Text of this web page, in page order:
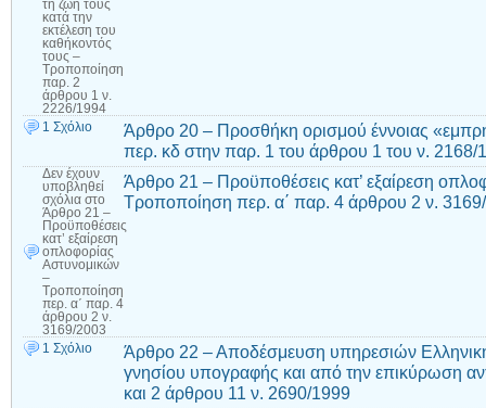
τη ζωή τους
κατά την
εκτέλεση του
καθήκοντός
τους –
Τροποποίηση
παρ. 2
άρθρου 1 ν.
2226/1994
1 Σχόλιο
Άρθρο 20 – Προσθήκη ορισμού έννοιας
περ. κδ στην παρ. 1 του άρθρου 1 του ν. 2168/
Δεν έχουν
υποβληθεί
σχόλια στο
Άρθρο 21 –
Προϋποθέσεις
κατ’ εξαίρεση
οπλοφορίας
Αστυνομικών
–
Τροποποίηση
περ. α΄ παρ. 4
άρθρου 2 ν.
3169/2003
Άρθρο 21 – Προϋποθέσεις κατ’ εξαίρεση
Τροποποίηση περ. α΄ παρ. 4 άρθρου 2 ν.
1 Σχόλιο
Άρθρο 22 – Αποδέσμευση υπηρεσιών
γνησίου υπογραφής και από την επικύρωση
και 2 άρθρου 11 ν. 2690/1999